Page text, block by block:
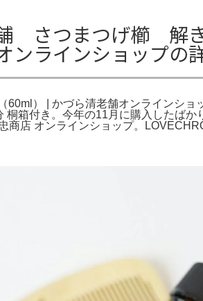
さつまつげ櫛 解き
ンラインショップの
60ml） | かづら清老舗オンラインシ
桐箱付き。今年の11月に購入したば
商店 オンラインショップ。